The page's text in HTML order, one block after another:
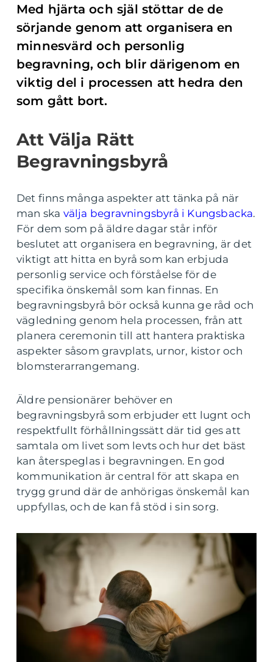
Med hjärta och själ stöttar de de
sörjande genom att organisera en
minnesvärd och personlig
begravning, och blir därigenom en
viktig del i processen att hedra den
som gått bort.
Att Välja Rätt
Begravningsbyrå
Det finns många aspekter att tänka på när
man ska välja begravningsbyrå i Kungsbacka.
För dem som på äldre dagar står inför
beslutet att organisera en begravning, är det
viktigt att hitta en byrå som kan erbjuda
personlig service och förståelse för de
specifika önskemål som kan finnas. En
begravningsbyrå bör också kunna ge råd och
vägledning genom hela processen, från att
planera ceremonin till att hantera praktiska
aspekter såsom gravplats, urnor, kistor och
blomsterarrangemang.
Äldre pensionärer behöver en
begravningsbyrå som erbjuder ett lugnt och
respektfullt förhållningssätt där tid ges att
samtala om livet som levts och hur det bäst
kan återspeglas i begravningen. En god
kommunikation är central för att skapa en
trygg grund där de anhörigas önskemål kan
uppfyllas, och de kan få stöd i sin sorg.